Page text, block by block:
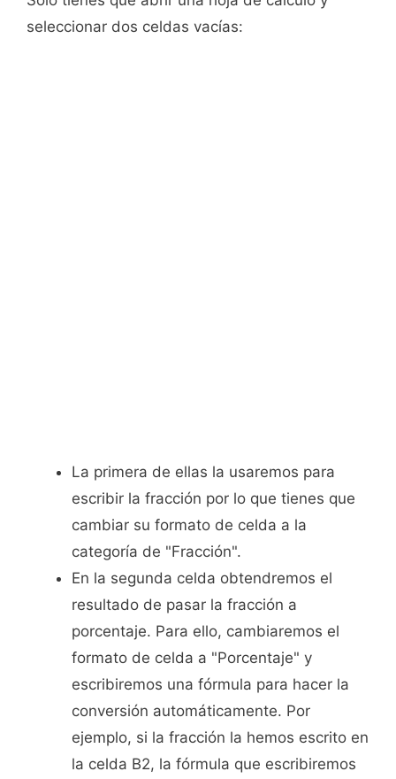
seleccionar dos celdas vacías:
La primera de ellas la usaremos para
escribir la fracción por lo que tienes que
cambiar su formato de celda a la
categoría de "Fracción".
En la segunda celda obtendremos el
resultado de pasar la fracción a
porcentaje. Para ello, cambiaremos el
formato de celda a "Porcentaje" y
escribiremos una fórmula para hacer la
conversión automáticamente. Por
ejemplo, si la fracción la hemos escrito en
la celda B2, la fórmula que escribiremos